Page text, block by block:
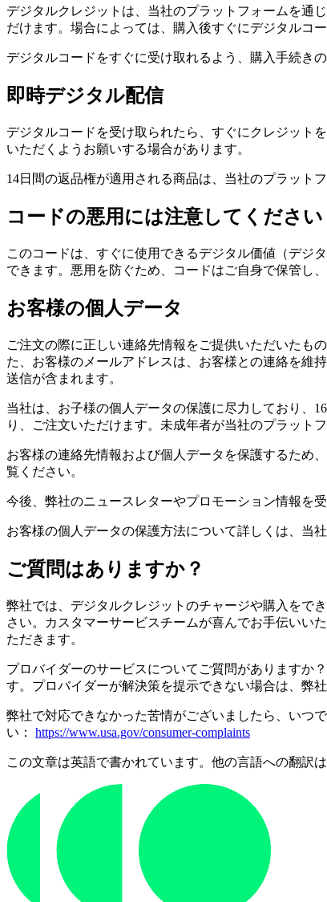
デジタルクレジットは、当社のプラットフォームを通
だけます。場合によっては、購入後すぐにデジタルコ
デジタルコードをすぐに受け取れるよう、購入手続き
即時デジタル配信
デジタルコードを受け取られたら、すぐにクレジット
いただくようお願いする場合があります。
14日間の返品権が適用される商品は、当社のプラット
コードの悪用には注意してください
このコードは、すぐに使用できるデジタル価値（デジ
できます。悪用を防ぐため、コードはご自身で保管し
お客様の個人データ
ご注文の際に正しい連絡先情報をご提供いただいたも
た、お客様のメールアドレスは、お客様との連絡を維
送信が含まれます。
当社は、お子様の個人データの保護に尽力しており、
り、ご注文いただけます。未成年者が当社のプラット
お客様の連絡先情報および個人データを保護するため
覧ください。
今後、弊社のニュースレターやプロモーション情報を
お客様の個人データの保護方法について詳しくは、当
ご質問はありますか？
弊社では、デジタルクレジットのチャージや購入をで
さい。カスタマーサービスチームが喜んでお手伝いい
ただきます。
プロバイダーのサービスについてご質問がありますか
す。プロバイダーが解決策を提示できない場合は、弊
弊社で対応できなかった苦情がございましたら、いつ
い： https://www.usa.gov/consumer-complaints
この文章は英語で書かれています。他の言語への翻訳